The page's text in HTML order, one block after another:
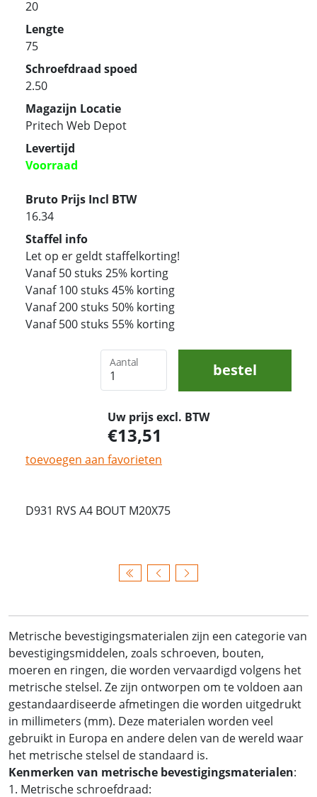
20
Lengte
75
Schroefdraad spoed
2.50
Magazijn Locatie
Pritech Web Depot
Levertijd
Voorraad
Bruto Prijs Incl BTW
16.34
Staffel info
Let op er geldt staffelkorting!
Vanaf 50 stuks 25% korting
Vanaf 100 stuks 45% korting
Vanaf 200 stuks 50% korting
Vanaf 500 stuks 55% korting
Aantal bestel
Uw prijs excl. BTW
13,51
toevoegen aan favorieten
D931 RVS A4 BOUT M20X75
Metrische bevestigingsmaterialen zijn een categorie van
bevestigingsmiddelen, zoals schroeven, bouten,
moeren en ringen, die worden vervaardigd volgens het
metrische stelsel. Ze zijn ontworpen om te voldoen aan
gestandaardiseerde afmetingen die worden uitgedrukt
in millimeters (mm). Deze materialen worden veel
gebruikt in Europa en andere delen van de wereld waar
het metrische stelsel de standaard is.
Kenmerken van metrische bevestigingsmaterialen:
1. Metrische schroefdraad: